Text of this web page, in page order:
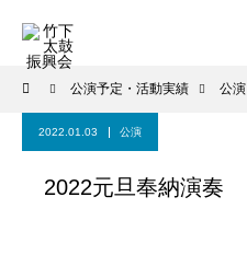
公演予定・活動実績 公演
2022.01.03 公演
2022元旦奉納演奏